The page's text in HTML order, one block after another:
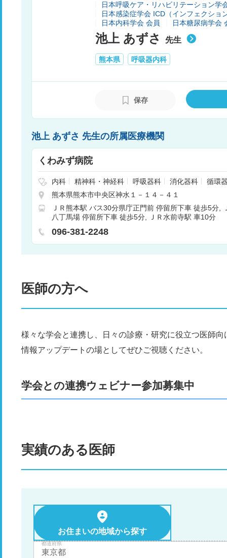
日本呼吸ケア・リハビリテーション学
日本感染症学会 ICD（インフェクショ
日本内科学会 会員
日本糖尿病学会
池上 あずさ 先生
熊本県 呼吸器内科
保存
池上 あずさ 先生の所属医療機関
くわみず病院
内科 精神科・神経科 呼吸器科 消化器科
循環
チ科
放射線科 リハビリテーション
人工透析
皮膚科 漢方内科 肛門科
熊本県熊本市中央区神水１－１４－４１
ＪＲ熊本駅 バス30分県庁正門前 停留所下車 徒歩5分
八丁馬場 停留所下車 徒歩5分
ＪＲ水前寺駅 車10分
096-381-2248
医師の方へ
様々な学会と連携し、日々の診療・研究に役立つ医師
情報アップデートの場としてぜひご視聴ください。
学会との連携ウェビナー参加募集中
実績のある医師
お住まいの地域から探す
都道府県